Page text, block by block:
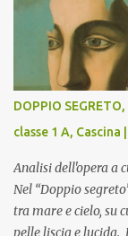
DOPPIO
classe 1 A, Cascina
Analisi dell'opera a
Nel “Doppio
tra mare e cielo, su
pelle liscia e lucida.